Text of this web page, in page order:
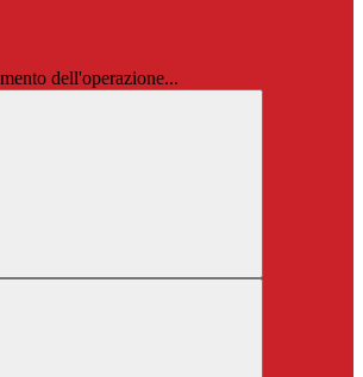
dell'operazione...